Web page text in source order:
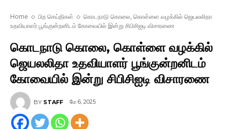
Home பிற செய்திகள்
கொடநாடு கொலை, கொள்ளை வழக்கில் ஜெயலலிதா
உதவியாளர் பூங்குன்றனிடம் கோவையில் இன்று சிபிசிஐடி விசாரணை
கொடநாடு கொலை, கொள்ளை வழக்கில்
ஜெயலலிதா உதவியாளர் பூங்குன்றனிடம்
கோவையில் இன்று சிபிசிஐடி விசாரணை
BY STAFF மே 6, 2025